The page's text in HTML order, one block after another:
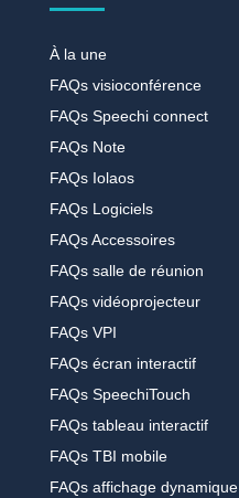
À la une
FAQs visioconférence
FAQs Speechi connect
FAQs Note
FAQs Iolaos
FAQs Logiciels
FAQs Accessoires
FAQs salle de réunion
FAQs vidéoprojecteur
FAQs VPI
FAQs écran interactif
FAQs SpeechiTouch
FAQs tableau interactif
FAQs TBI mobile
FAQs affichage dynamique